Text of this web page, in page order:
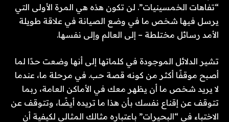
“تفاهات الخمسينيات”. لن تكون هذه هي المرة الأولى التي
يرسل فيها شخص ما في وضع الصيانة في علاقة طويلة
الأمد رسائل مختلطة – إلى العالم وإلى نفسها.
تشير الدلائل الموجودة في كلماتها إلى أنها وضعت حدًا لما
أصبح موقفًا أكثر من كونه قصة حب. في مرحلة ما، عندما
لا يريد شخص ما أن يظهر معك في الأماكن العامة، ربما
تتوقف عن إقناع نفسك بأن هذا ما تريده أيضًا، وتتوقف عن
الاختباء في “البحيرات” باعتباره مثالك المثالي لكيفية أن